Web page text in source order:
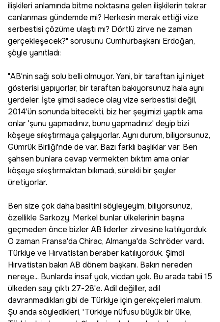
ilişkileri anlamında bitme noktasına gelen ilişkilerin tekrar
canlanması gündemde mi? Herkesin merak ettiği vize
serbestisi çözüme ulaştı mı? Dörtlü zirve ne zaman
gerçekleşecek?" sorusunu Cumhurbaşkanı Erdoğan,
şöyle yanıtladı:
"AB'nin sağı solu belli olmuyor. Yani, bir taraftan iyi niyet
gösterisi yapıyorlar, bir taraftan bakıyorsunuz hala aynı
yerdeler. İşte şimdi sadece olay vize serbestisi değil,
2014'ün sonunda bitecekti, biz her şeyimizi yaptık ama
onlar 'şunu yapmadınız, bunu yapmadınız' deyip bizi
köşeye sıkıştırmaya çalışıyorlar. Aynı durum, biliyorsunuz,
Gümrük Birliği'nde de var. Bazı farklı başlıklar var. Ben
şahsen bunlara cevap vermekten bıktım ama onlar
köşeye sıkıştırmaktan bıkmadı, sürekli bir şeyler
üretiyorlar.
Ben size çok daha basitini söyleyeyim, biliyorsunuz,
özellikle Sarkozy, Merkel bunlar ülkelerinin başına
geçmeden önce bizler AB liderler zirvesine katılıyorduk.
O zaman Fransa'da Chirac, Almanya'da Schröder vardı.
Türkiye ve Hırvatistan beraber katılıyorduk. Şimdi
Hırvatistan bakın AB dönem başkanı. Bakın nereden
nereye... Bunlarda insaf yok, vicdan yok. Bu arada tabii 15
ülkeden sayı çıktı 27-28'e. Adil değiller, adil
davranmadıkları gibi de Türkiye için gerekçeleri malum.
Şu anda söyledikleri, 'Türkiye nüfusu büyük bir ülke,